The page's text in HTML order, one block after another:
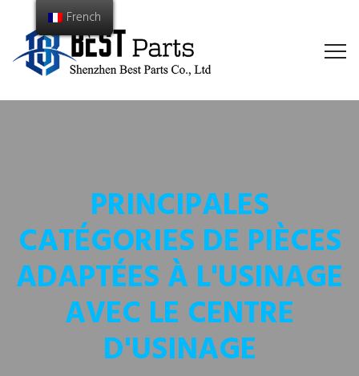
PRINCIPALES
CATÉGORIES DE PIÈCES
ADAPTÉES À L'USINAGE
AVEC LE CENTRE
D'USINAGE
French